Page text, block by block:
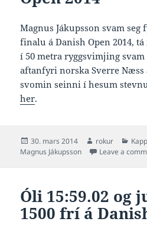
Magnus Jákupsson svam
finalu á Danish Open 2014,
í 50 metra ryggsvimjing
aftanfyri norska Sverre Næss
svomin seinni í hesum
her.
Posted
on
30. mars 2014 Author
rokur
Magnus Jákupsson
Leave a
Óli 15:59.02 og
1500 frí á